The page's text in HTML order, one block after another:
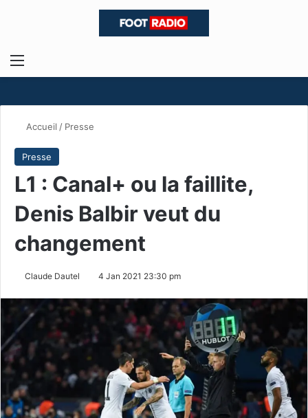
Menu
Accueil / Presse
Presse
L1 : Canal+ ou la faillite,
Denis Balbir veut du
changement
Claude Dautel 4 Jan 2021 23:30 pm